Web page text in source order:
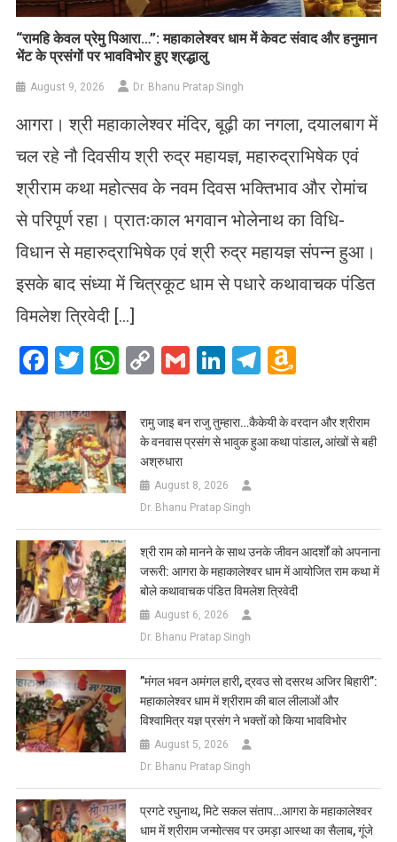
​“रामहि केवल प्रेमु पिआरा…”: महाकालेश्वर धाम में केवट संवाद और हनुमान
भेंट के प्रसंगों पर भावविभोर हुए श्रद्धालु
August 9, 2026 Dr. Bhanu Pratap Singh
आगरा। श्री महाकालेश्वर मंदिर, बूढ़ी का नगला, दयालबाग में
चल रहे नौ दिवसीय श्री रुद्र महायज्ञ, महारुद्राभिषेक एवं
श्रीराम कथा महोत्सव के नवम दिवस भक्तिभाव और रोमांच
से परिपूर्ण रहा। प्रातःकाल भगवान भोलेनाथ का विधि-
विधान से महारुद्राभिषेक एवं श्री रुद्र महायज्ञ संपन्न हुआ।
इसके बाद संध्या में चित्रकूट धाम से पधारे कथावाचक पंडित
विमलेश त्रिवेदी […]
Facebook
Twitter
WhatsApp
CopyGmailLinkedIn
Telegram
List
रामु जाइ बन राजु तुम्हारा…कैकेयी के वरदान और श्रीराम
के वनवास प्रसंग से भावुक हुआ कथा पांडाल, आंखों से बही
अश्रुधारा
August 8, 2026
Dr. Bhanu Pratap Singh
​श्री राम को मानने के साथ उनके जीवन आदर्शों को अपनाना
जरूरी: आगरा के महाकालेश्वर धाम में आयोजित राम कथा में
बोले कथावाचक पंडित विमलेश त्रिवेदी
August 6, 2026
Dr. Bhanu Pratap Singh
​”मंगल भवन अमंगल हारी, द्रवउ सो दसरथ अजिर बिहारी”:
महाकालेश्वर धाम में श्रीराम की बाल लीलाओं और
विश्वामित्र यज्ञ प्रसंग ने भक्तों को किया भावविभोर
August 5, 2026
Dr. Bhanu Pratap Singh
प्रगटे रघुनाथ, मिटे सकल संताप…आगरा के महाकालेश्वर
धाम में श्रीराम जन्मोत्सव पर उमड़ा आस्था का सैलाब, गूंजे